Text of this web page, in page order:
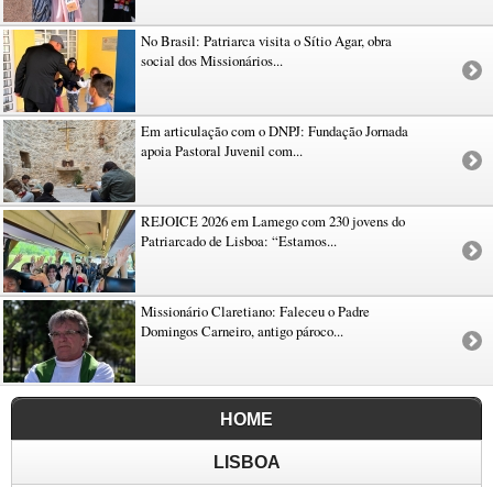
No Brasil: Patriarca visita o Sítio Agar, obra
social dos Missionários...
Em articulação com o DNPJ: Fundação Jornada
apoia Pastoral Juvenil com...
REJOICE 2026 em Lamego com 230 jovens do
Patriarcado de Lisboa: “Estamos...
Missionário Claretiano: Faleceu o Padre
Domingos Carneiro, antigo pároco...
HOME
LISBOA